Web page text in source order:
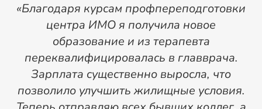
«Благодаря курсам профпереподготовки
центра ИМО я получила новое
образование и из терапевта
переквалифицировалась в главврача.
Зарплата существенно выросла, что
позволило улучшить жилищные условия.